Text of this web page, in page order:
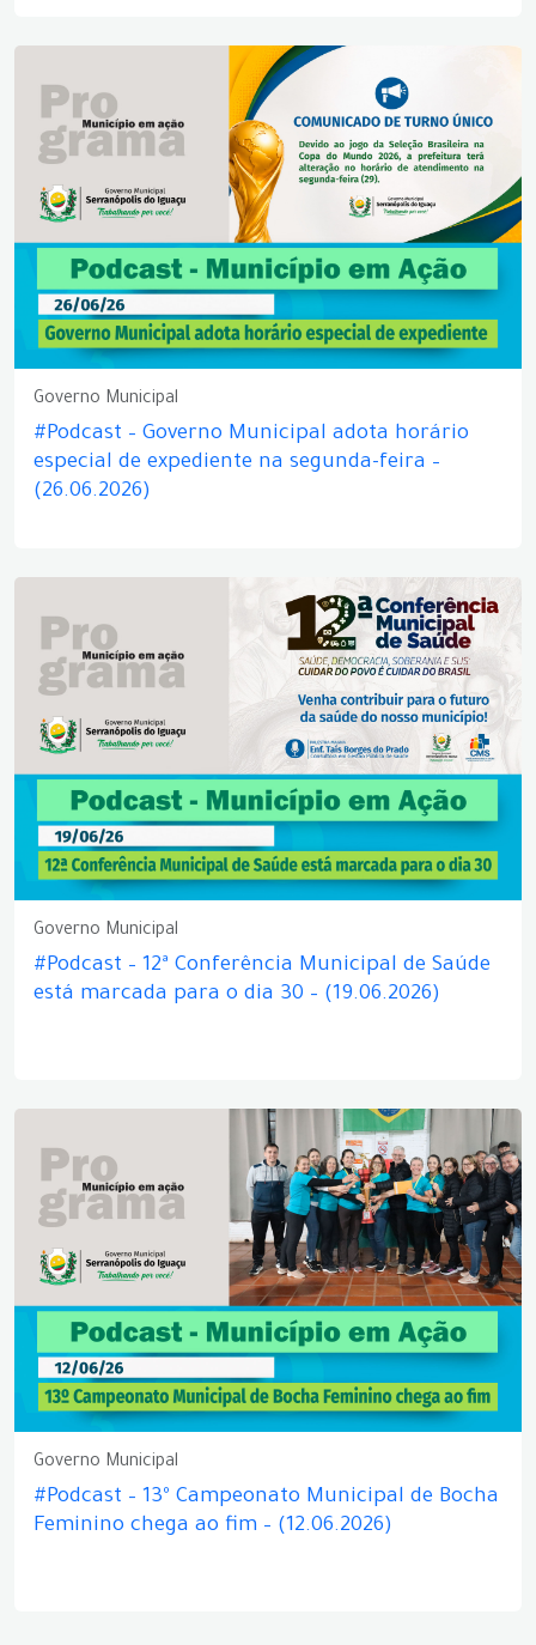
Governo Municipal
#Podcast – Governo Municipal adota horário
especial de expediente na segunda-feira –
(26.06.2026)
Governo Municipal
#Podcast – 12ª Conferência Municipal de Saúde
está marcada para o dia 30 – (19.06.2026)
Governo Municipal
#Podcast – 13º Campeonato Municipal de Bocha
Feminino chega ao fim – (12.06.2026)